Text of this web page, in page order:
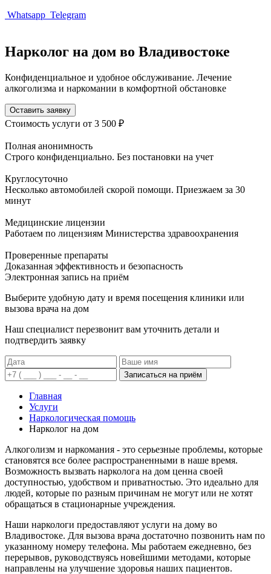
Whatsapp Telegram
Нарколог на дом во Владивостоке
Конфиденциальное и удобное обслуживание. Лечение
алкоголизма и наркомании в комфортной обстановке
Оставить заявку
Стоимость услуги от 3 500 ₽
Полная анонимность
Строго конфиденциально. Без постановки на учет
Круглосуточно
Несколько автомобилей скорой помощи. Приезжаем за 30
минут
Медицинские лицензии
Работаем по лицензиям Министерства здравоохранения
Проверенные препараты
Доказанная эффективность и безопасность
Электронная запись на приём
Выберите удобную дату и время посещения клиники или
вызова врача на дом
Наш специалист перезвонит вам уточнить детали и
подтвердить заявку
Записаться на приём
Главная
Услуги
Наркологическая помощь
Нарколог на дом
Алкоголизм и наркомания - это серьезные проблемы, которые
становятся все более распространенными в наше время.
Возможность вызвать нарколога на дом ценна своей
доступностью, удобством и приватностью. Это идеально для
людей, которые по разным причинам не могут или не хотят
обращаться в стационарные учреждения.
Наши наркологи предоставляют услуги на дому во
Владивостоке. Для вызова врача достаточно позвонить нам по
указанному номеру телефона. Мы работаем ежедневно, без
перерывов, руководствуясь новейшими методами, которые
направлены на улучшение здоровья наших пациентов.